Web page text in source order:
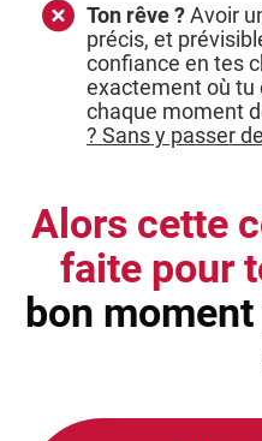
Ton rêve ?Avoir
précis, et
confiance en tes
exactement où tu
chaque moment
? Sans y passer
Alors cette
faite pour
bon moment